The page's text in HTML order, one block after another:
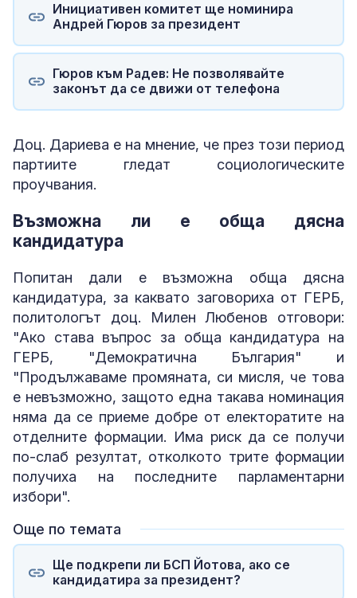
Инициативен комитет ще номинира
Андрей Гюров за президент
Гюров към Радев: Не позволявайте
законът да се движи от телефона
Доц. Дариева е на мнение, че през този период
партиите гледат социологическите
проучвания.
Възможна ли е обща дясна
кандидатура
Попитан дали е възможна обща дясна
кандидатура, за каквато заговориха от ГЕРБ,
политологът доц. Милен Любенов отговори:
"Ако става въпрос за обща кандидатура на
ГЕРБ, "Демократична България" и
"Продължаваме промяната, си мисля, че това
е невъзможно, защото една такава номинация
няма да се приеме добре от електоратите на
отделните формации. Има риск да се получи
по-слаб резултат, отколкото трите формации
получиха на последните парламентарни
избори".
Още по темата
Ще подкрепи ли БСП Йотова, ако се
кандидатира за президент?